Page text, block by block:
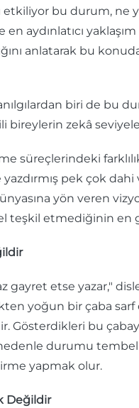
bu durum, ne
en aydınlatıcı
anlatarak bu
biri de bu
zekâ
süreçlerindeki
yazdırmış pek çok
yön veren
etmediğinin en
gayret etse yazar,"
yoğun bir çaba sarf
bu
durumu
yapmak olur.
Değildir